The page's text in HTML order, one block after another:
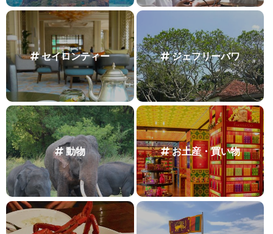
セイロンティー ジェフリーバワ
動物 お土産・買い物